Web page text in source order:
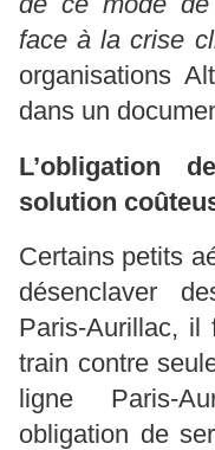
face à la crise
organisations
dans un
L’obligation
solution
Certains petits
désenclaver
Paris-Aurillac, il
train contre
ligne Paris-
obligation de